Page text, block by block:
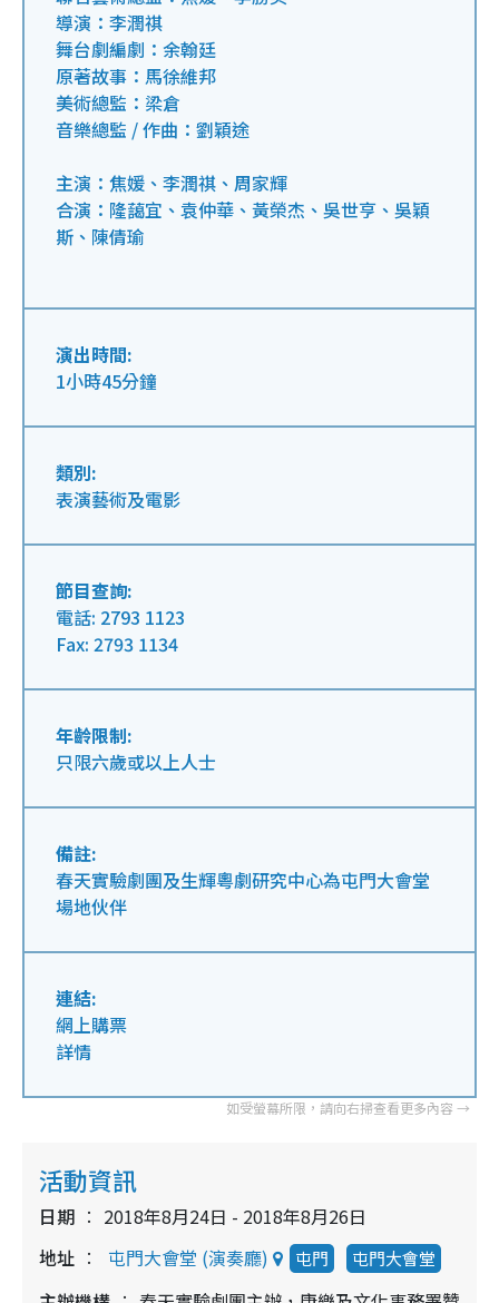
導演：李潤祺
舞台劇編劇：余翰廷
原著故事：馬徐維邦
美術總監：梁倉
音樂總監 / 作曲：劉穎途
主演：焦媛、李潤祺、周家輝
合演：隆藹宜、袁仲華、黃榮杰、吳世亨、吳穎
斯、陳倩瑜
演出時間:
1小時45分鐘
類別:
表演藝術及電影
節目查詢:
電話: 2793 1123
Fax: 2793 1134
年齡限制:
只限六歲或以上人士
備註:
春天實驗劇團及生輝粵劇研究中心為屯門大會堂
場地伙伴
連結:
網上購票
詳情
活動資訊
日期
2018年8月24日 - 2018年8月26日
地址
屯門大會堂 (演奏廳) 屯門 屯門大會堂